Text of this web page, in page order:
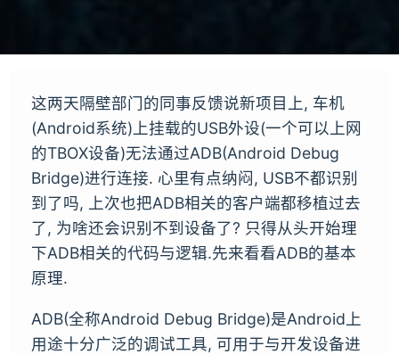
这两天隔壁部门的同事反馈说新项目上, 车机
(Android系统)上挂载的USB外设(一个可以上网
的TBOX设备)无法通过ADB(Android Debug
Bridge)进行连接. 心里有点纳闷, USB不都识别
到了吗, 上次也把ADB相关的客户端都移植过去
了, 为啥还会识别不到设备了? 只得从头开始理
下ADB相关的代码与逻辑.先来看看ADB的基本
原理.
ADB(全称Android Debug Bridge)是Android上
用途十分广泛的调试工具, 可用于与开发设备进